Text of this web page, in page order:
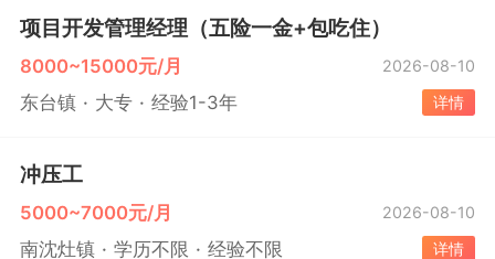
项目开发管理经理（五险一金+包吃住）
8000~15000元/月 2026-08-10
东台镇 大专 经验1-3年 详情
冲压工
5000~7000元/月 2026-08-10
南沈灶镇 学历不限 经验不限 详情